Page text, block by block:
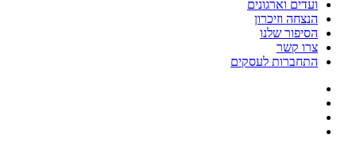
ועדים וארגונים
הנצחה וזיכרון
הסיפור שלנו
צרו קשר
התחברות לעסקים